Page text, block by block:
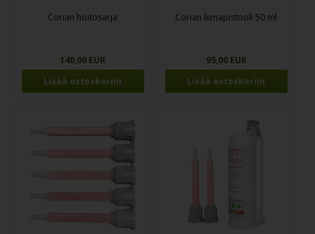
Corian hoitosarja
140,00 EUR
Corian liimapistooli 50 ml
95,00 EUR